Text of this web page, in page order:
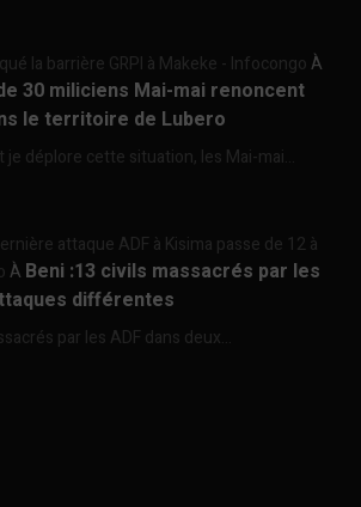
la barrière GRPI à Makeke - InfocongoÀ
30 miliciens Mai-mai renoncent
le territoire de Lubero
je déplore cette situation, les Mai-mai...
attaque ADF à Kisima passe de 12 à
À Beni :13 civils massacrés par les
différentes
par les ADF dans deux...